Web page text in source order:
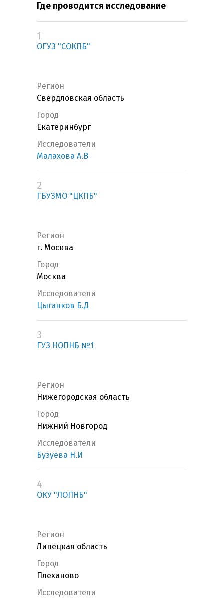
Где проводится исследование
1
ОГУЗ "СОКПБ"
Регион
Свердловская область
Город
Екатеринбург
Исследователи
Малахова А.В
2
ГБУЗМО "ЦКПБ"
Регион
г. Москва
Город
Москва
Исследователи
Цыганков Б.Д
3
ГУЗ НОПНБ №1
Регион
Нижегородская область
Город
Нижний Новгород
Исследователи
Бузуева Н.И
4
ОКУ "ЛОПНБ"
Регион
Липецкая область
Город
Плеханово
Исследователи